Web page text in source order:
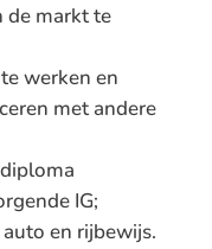
de markt te
werken en
met andere
IG;
en rijbewijs.